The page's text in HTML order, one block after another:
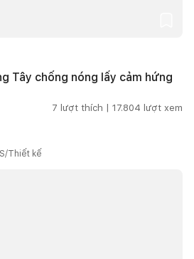
Tây chống nóng lấy cảm hứng
7 lượt thích | 17.804 lượt xem
Thiết kế